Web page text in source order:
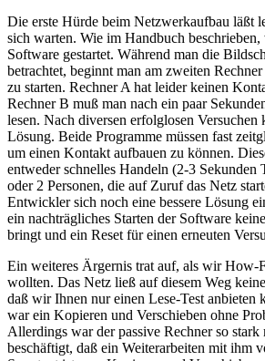
Die erste Hürde beim Netzwerkaufbau läßt
sich warten. Wie im Handbuch
Software gestartet. Während man die
betrachtet, beginnt man am zweiten
zu starten. Rechner A hat leider keinen
Rechner B muß man nach ein paar
lesen. Nach diversen erfolglosen Versuchen
Lösung. Beide Programme müssen fast
um einen Kontakt aufbauen zu können.
entweder schnelles Handeln (2-3 Sekunden
oder 2 Personen, die auf Zuruf das Netz
Entwickler sich noch eine bessere Lösung
ein nachträgliches Starten der Software
bringt und ein Reset für einen erneuten
Ein weiteres Ärgernis trat auf, als wir How-
wollten. Das Netz ließ auf diesem Weg
daß wir Ihnen nur einen Lese-Test anbieten
war ein Kopieren und Verschieben ohne
Allerdings war der passive Rechner so
beschäftigt, daß ein Weiterarbeiten mit ihm